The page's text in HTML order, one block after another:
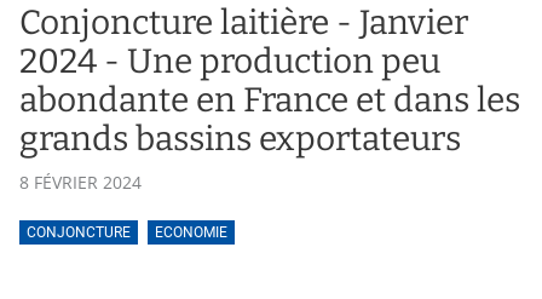
Conjoncture laitière - Janvier
2024 - Une production peu
abondante en France et dans les
grands bassins exportateurs
8 FÉVRIER 2024
CONJONCTURE ECONOMIE